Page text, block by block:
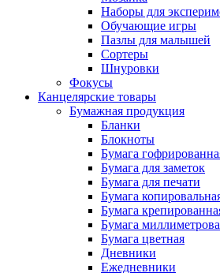
Наборы для
Обучающие игры
Пазлы для малышей
Сортеры
Шнуровки
Фокусы
Канцелярские товары
Бумажная продукция
Бланки
Блокноты
Бумага
Бумага для заметок
Бумага для печати
Бумага
Бумага
Бумага
Бумага цветная
Дневники
Ежедневники